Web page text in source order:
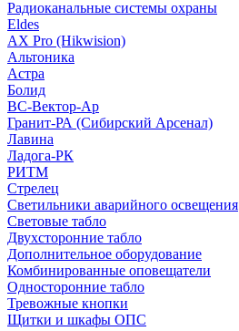
Радиоканальные системы охраны
Eldes
AX Pro (Hikwision)
Альтоника
Астра
Болид
ВС-Вектор-Ар
Гранит-РА (Сибирский Арсенал)
Лавина
Ладога-РК
РИТМ
Стрелец
Светильники аварийного освещения
Световые табло
Двухсторонние табло
Дополнительное оборудование
Комбинированные оповещатели
Односторонние табло
Тревожные кнопки
Щитки и шкафы ОПС